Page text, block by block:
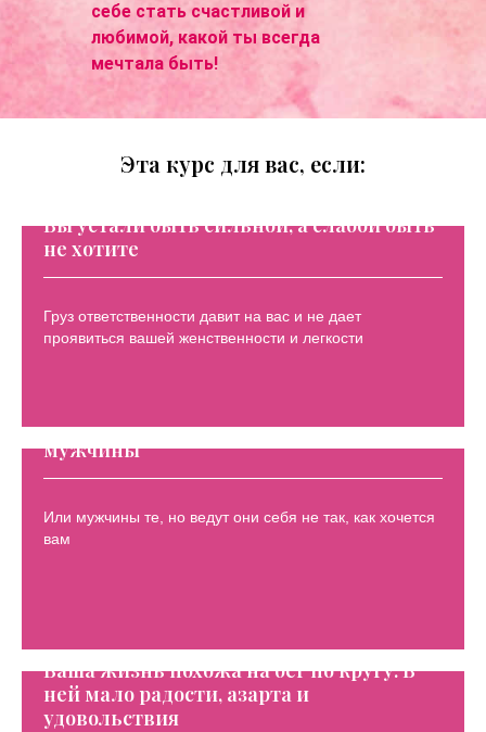
себе стать счастливой и
любимой, какой ты всегда
мечтала быть!
Эта курс для вас, если:
Вы устали быть сильной, а слабой быть
не хотите
Груз ответственности давит на вас и не дает
проявиться вашей женственности и легкости
Вам надоело, что вокруг вас не те
мужчины
Или мужчины те, но ведут они себя не так, как хочется
вам
Ваша жизнь похожа на бег по кругу. В
ней мало радости, азарта и
удовольствия